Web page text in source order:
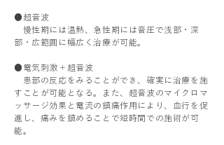
●超音波
慢性期には温熱、急性期には音圧で浅部・深
部・広範囲に幅広く治療が可能。
●電気刺激＋超音波
患部の反応をみることができ、確実に治療を施
すことが可能となる。また、超音波のマイクロマ
ッサージ効果と電流の鎮痛作用により、血行を促
進し、痛みを鎮めることで短時間での施術が可
能。